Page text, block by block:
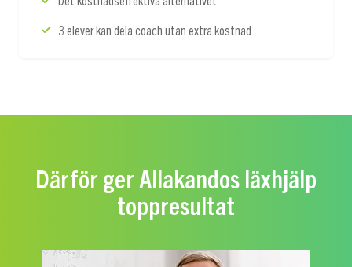
3 elever kan dela coach utan extra kostnad
Därför ger Allakandos läxhjälp
toppresultat